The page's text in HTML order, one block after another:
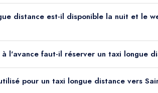
distance est-il disponible la nuit et le
à l'avance faut-il réserver un taxi longue
pour un taxi longue distance vers